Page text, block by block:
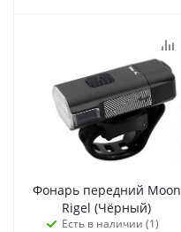
Фонарь передний Moon
Rigel (Чёрный)
Есть в наличии (1)